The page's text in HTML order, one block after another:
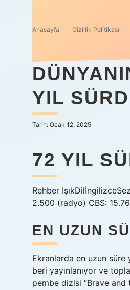
Anasayfa Gizlilik Politikası
YIL
Tarih: Ocak 12, 2025
72 YIL
Rehber
2.500 (radyo) CBS:
EN UZUN
Ekranlarda en uzun süre
beri yayınlanıyor ve
pembe dizisi “Brave and